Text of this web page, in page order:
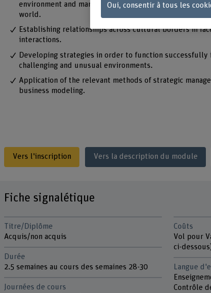
environment and market conditions can differ in other
world.
Establishing relationships across cultural borders in
interactions.
Developing strategies in order to function successfully
challenging and unusual environments.
Application of the relevant methods of strategic
business modeling.
Vers l'inscription Vers la description du module
Fiche signalétique
Titre/Diplôme
Acquis/non acquis
Durée
2.5 semaines au cours des semaines 28-30
Journées de cours
Coûts
Vol pour
ci-
Langue
Contrôle
Oui, consentir à tous les